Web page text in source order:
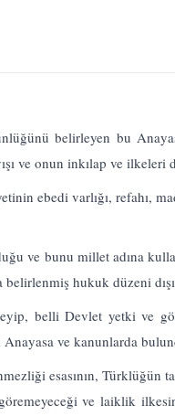
belirleyen bu
ve onun inkılap ve ilkeleri
ebedi varlığı, refahı,
ve bunu millet adına
hukuk düzeni
belli Devlet yetki ve
ve kanunlarda
esasının, Türklüğün
ve laiklik